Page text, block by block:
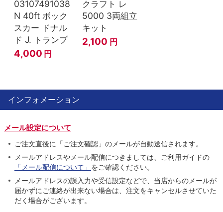
03107491038
N 40ft ボック
スカー ドナル
ド J. トランプ
4,000 円
クラフト レ
5000 3両組立
キット
2,100 円
インフォメーション
メール設定について
ご注文直後に「ご注文確認」のメールが自動送信されます。
メールアドレスやメール配信につきましては、ご利用ガイドの
「メール配信について」 をご確認ください。
メールアドレスの誤入力や受信設定などで、当店からのメールが
届かずにご連絡が出来ない場合は、注文をキャンセルさせていた
だく場合がございます。